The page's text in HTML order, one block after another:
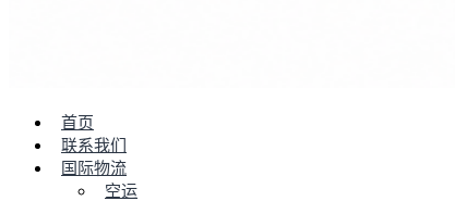
首页
联系我们
国际物流
空运